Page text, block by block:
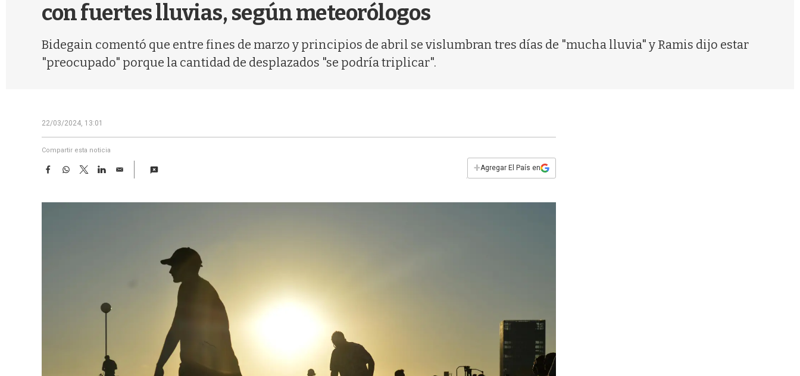
con fuertes lluvias, según meteorólogos
Bidegain comentó que entre fines de marzo y principios de abril se vislumbran tres días de "mucha lluvia" y Ramis dijo estar
"preocupado" porque la cantidad de desplazados "se podría triplicar".
22/03/2024, 13:01
Compartir esta noticia
F
e
W
t
T
w
t
L
k
E
i
+Agregar El País en